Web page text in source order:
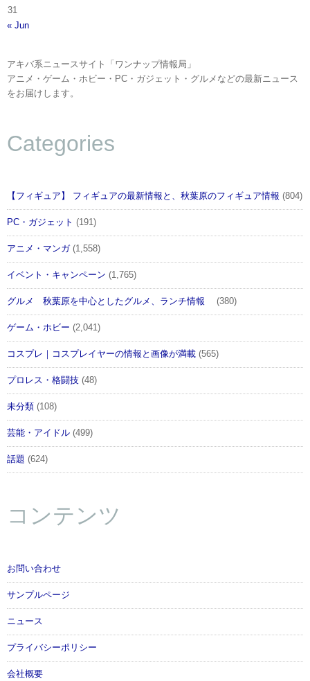
31
« Jun
アキバ系ニュースサイト「ワンナップ情報局」
アニメ・ゲーム・ホビー・PC・ガジェット・グルメなどの最新ニュース
をお届けします。
Categories
【フィギュア】 フィギュアの最新情報と、秋葉原のフィギュア情報 (804)
PC・ガジェット (191)
アニメ・マンガ(1,558)
イベント・キャンペーン (1,765)
グルメ 秋葉原を中心としたグルメ、ランチ情報 (380)
ゲーム・ホビー (2,041)
コスプレ｜コスプレイヤーの情報と画像が満載 (565)
プロレス・格闘技 (48)
未分類 (108)
芸能・アイドル (499)
話題 (624)
コンテンツ
お問い合わせ
サンプルページ
ニュース
プライバシーポリシー
会社概要